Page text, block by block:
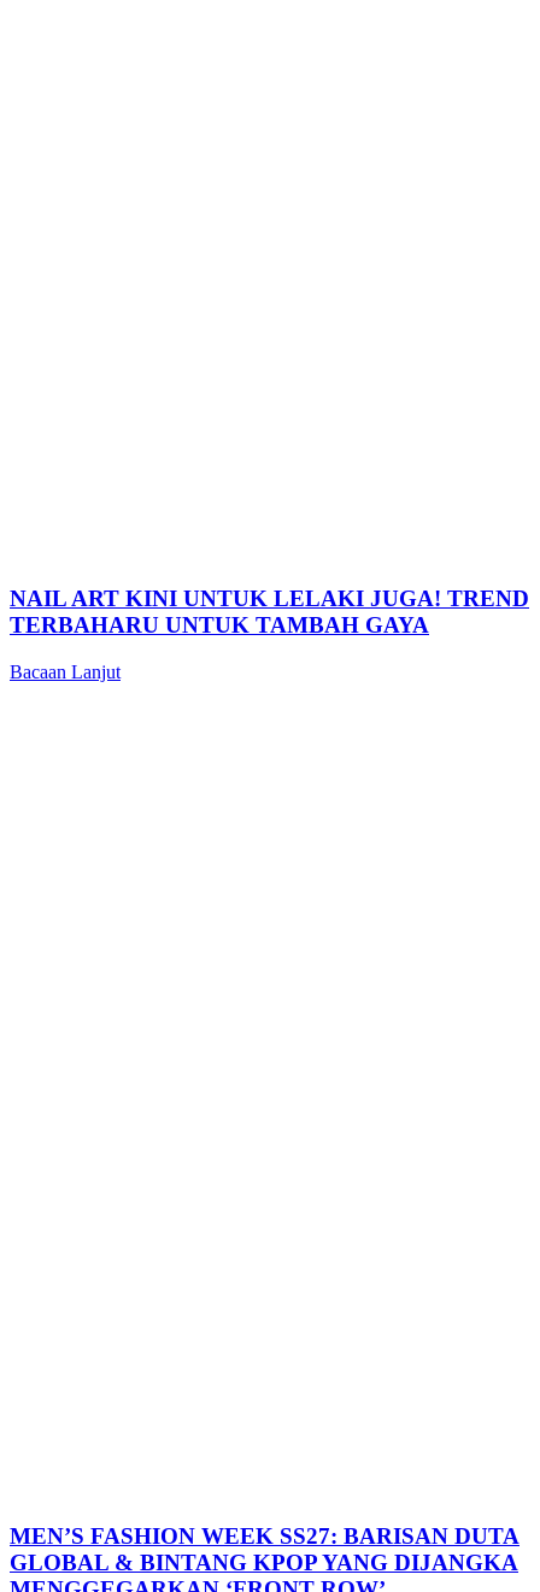
NAIL ART KINI UNTUK LELAKI JUGA! TREND
TERBAHARU UNTUK TAMBAH GAYA
Bacaan Lanjut
MEN’S FASHION WEEK SS27: BARISAN DUTA
GLOBAL & BINTANG KPOP YANG DIJANGKA